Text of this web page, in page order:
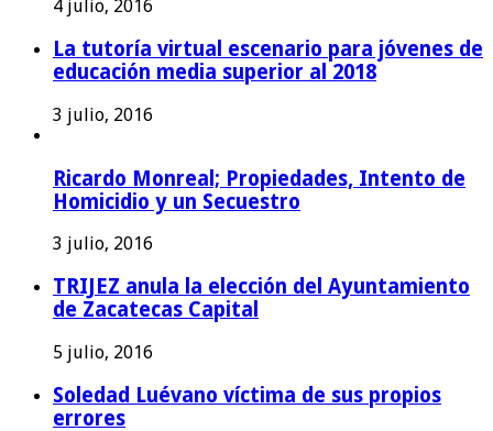
4 julio, 2016
La tutoría virtual escenario para jóvenes de
educación media superior al 2018
3 julio, 2016
Ricardo Monreal; Propiedades, Intento de
Homicidio y un Secuestro
3 julio, 2016
TRIJEZ anula la elección del Ayuntamiento
de Zacatecas Capital
5 julio, 2016
Soledad Luévano víctima de sus propios
errores